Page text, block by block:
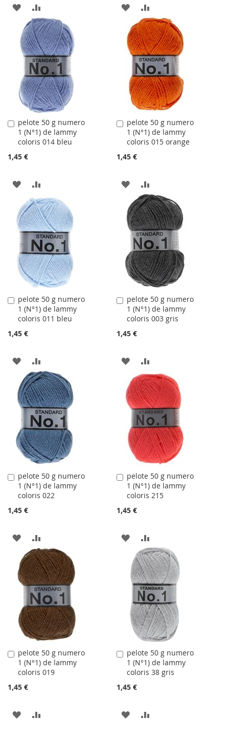
AJOUTER
À
LA
LISTE
D'ACHATS
AU
COMPARATEUR
AJOUTER
À
LA
LISTE
D'ACHATS
AU
COMPARATEUR
pelote 50 g numero
1 (N°1) de lammy
coloris 014 bleu
1,45 €
Ajouter
au
panier
AJOUTER
À
LA
LISTE
D'ACHATS
AU
COMPARATEUR
pelote 50 g numero
1 (N°1) de lammy
coloris 015 orange
1,45 €
Ajouter
au
panier
AJOUTER
À
LA
LISTE
D'ACHATS
AU
COMPARATEUR
pelote 50 g numero
1 (N°1) de lammy
coloris 011 bleu
1,45 €
Ajouter
au
panier
AJOUTER
À
LA
LISTE
D'ACHATS
AU
COMPARATEUR
pelote 50 g numero
1 (N°1) de lammy
coloris 003 gris
1,45 €
Ajouter
au
panier
AJOUTER
À
LA
LISTE
D'ACHATS
AU
COMPARATEUR
pelote 50 g numero
1 (N°1) de lammy
coloris 022
1,45 €
Ajouter
au
panier
AJOUTER
À
LA
LISTE
D'ACHATS
AU
COMPARATEUR
pelote 50 g numero
1 (N°1) de lammy
coloris 215
1,45 €
Ajouter
au
panier
AJOUTER
LA
LISTE
D'ACHATS
AU
COMPARATEUR
pelote 50 g numero
1 (N°1) de lammy
coloris 019
1,45 €
Ajouter
au
panier
AJOUTER
pelote 50 g numero
1 (N°1) de lammy
coloris 38 gris
1,45 €
Ajouter
au
panier
AJOUTER